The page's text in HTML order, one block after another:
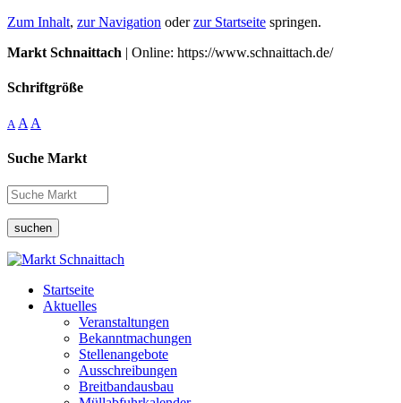
Zum Inhalt, zur Navigation oderzur Startseite springen.
Markt Schnaittach | Online: https://www.schnaittach.de/
Schriftgröße
A A A
Suche Markt
suchen
Startseite
Aktuelles
Veranstaltungen
Bekanntmachungen
Stellenangebote
Ausschreibungen
Breitbandausbau